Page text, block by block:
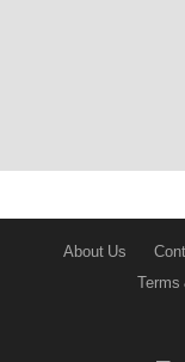
About Us
Terms